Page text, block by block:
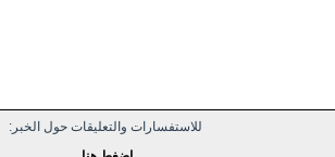
للاستفسارات والتعليقات حول الخبر: